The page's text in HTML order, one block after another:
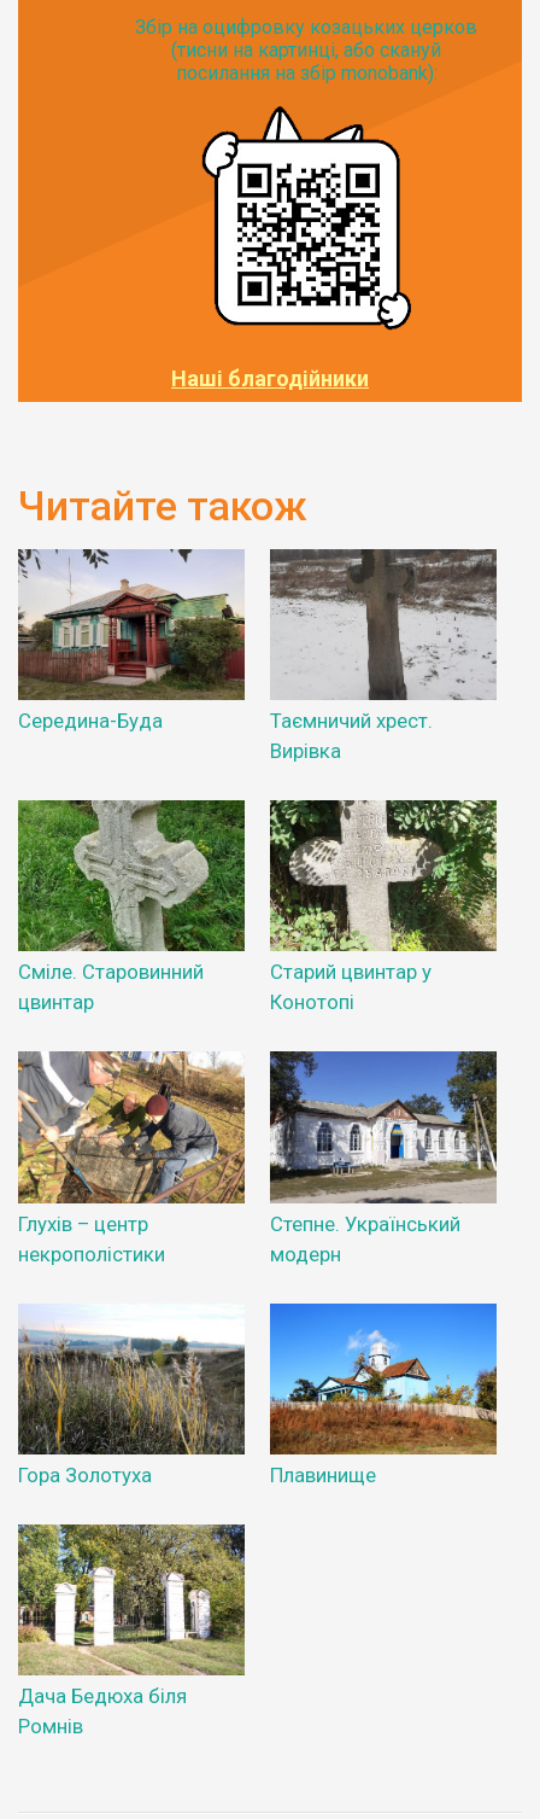
Збір на оцифровку козацьких церков
(тисни на картинці, або скануй
посилання на збір monobank):
Наші благодійники
Читайте також
Середина-Буда
Таємничий хрест.
Вирівка
Сміле. Старовинний
цвинтар
Старий цвинтар у
Конотопі
Глухів – центр
некрополістики
Степне. Український
модерн
Гора Золотуха Плавинище
Дача Бедюха біля
Ромнів